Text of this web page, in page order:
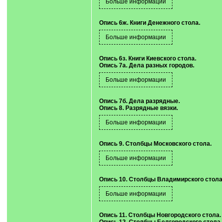
Опись 6ж. Книги Денежного стола.
Опись 6з. Книги Киевского стола.
Опись 7а. Дела разных городов.
Опись 7б. Дела разрядные.
Опись 8. Разрядные вязки.
Опись 9. Столбцы Московского стола.
Опись 10. Столбцы Владимирского
Опись 11. Столбцы Новгородского стола.